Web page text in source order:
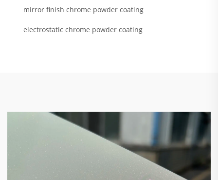
mirror finish chrome powder coating
electrostatic chrome powder coating